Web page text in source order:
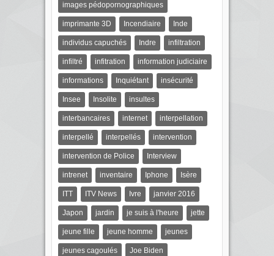
images pédopornographiques
imprimante 3D Incendiaire Inde
individus capuchés Indre infiltration
infiltré infitration information judiciaire
informations Inquiétant insécurité
Insee Insolite insultes
interbancaires internet interpellation
interpellé interpellés intervention
intervention de Police Interview
intrenet inventaire Iphone Isère
ITT ITV News Ivre janvier 2016
Japon jardin je suis à l'heure jette
jeune fille jeune homme jeunes
jeunes cagoulés Joe Biden